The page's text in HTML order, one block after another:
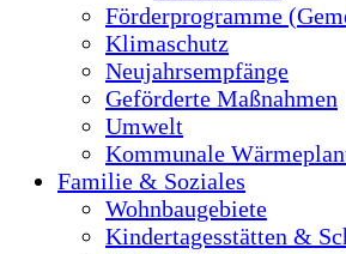
Förderprogramme
Klimaschutz
Neujahrsempfänge
Geförderte Maßnahmen
Umwelt
Kommunale
Familie & Soziales
Wohnbaugebiete
Kindertagesstätten &